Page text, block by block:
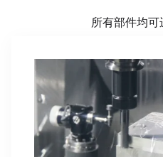
所有部件均